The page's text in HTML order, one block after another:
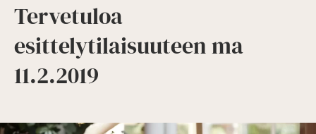
Tervetuloa
esittelytilaisuuteen ma
11.2.2019